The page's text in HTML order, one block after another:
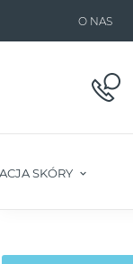
O NAS
SKÓRY